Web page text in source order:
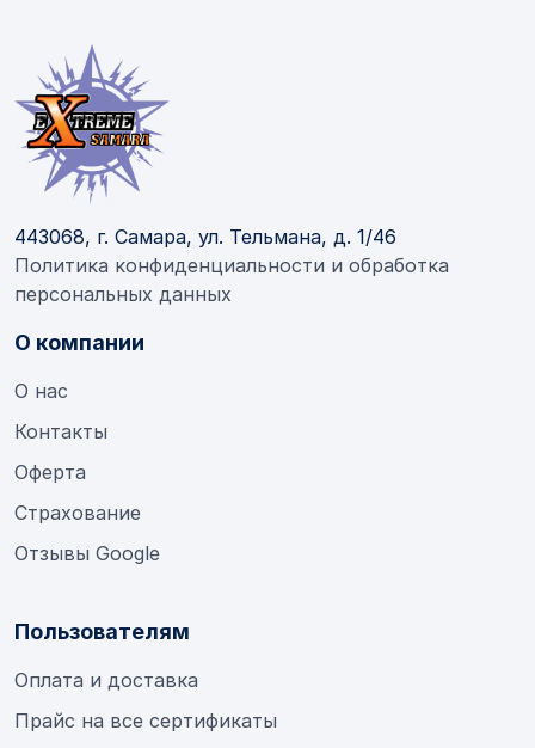
443068, г. Самара, ул. Тельмана, д. 1/46
Политика конфиденциальности и обработка
персональных данных
О компании
О нас
Контакты
Оферта
Страхование
Отзывы Google
Пользователям
Оплата и доставка
Прайс на все сертификаты